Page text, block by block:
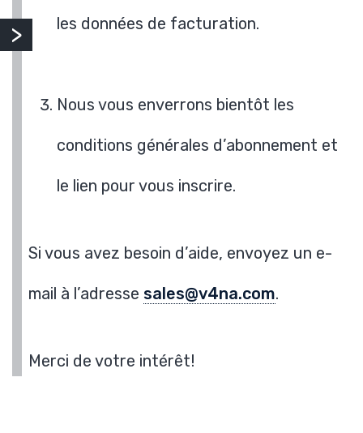
les données de facturation.
Nous vous enverrons bientôt les
conditions générales d’abonnement et
le lien pour vous inscrire.
Si vous avez besoin d’aide, envoyez un e-
mail à l’adresse sales@v4na.com.
Merci de votre intérêt!